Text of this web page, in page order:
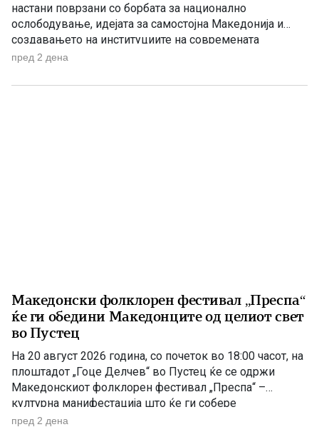
настани поврзани со борбата за национално
ослободување, идејата за самостојна Македонија и
создавањето на институциите на современата
македонска држава. 1875 – Роден е Григорие Хаџи
Григорие Хаџи Ташковиќ – македонски револуционер,
пред 2 дена
Македонски фолклорен фестивал „Преспа“
ќе ги обедини Македонците од целиот свет
во Пустец
На 20 август 2026 година, со почеток во 18:00 часот, на
плоштадот „Гоце Делчев“ во Пустец ќе се одржи
Македонскиот фолклорен фестивал „Преспа“ –
културна манифестација што ќе ги собере
Македонците од Македонија, Албанија и дијаспората во
пред 2 дена